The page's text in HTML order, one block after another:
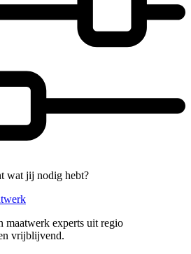
wat jij nodig hebt?
maatwerk experts uit regio
vrijblijvend.